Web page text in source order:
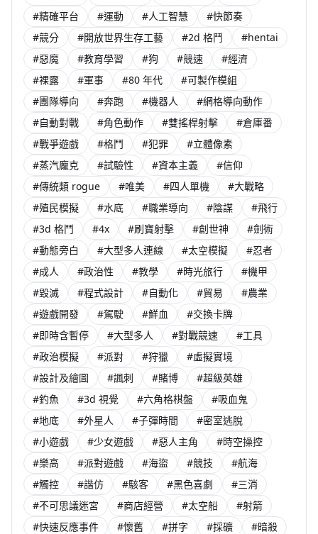
#精確平台
#運動 #人工智慧
#快節奏
#競分
#開放世界生存工藝 #2d 格鬥
#hentai
#惡魔
#教育學習 #狗 #競速
#經濟
#裸露
#軍事 #80 年代
#可製作模組
#團隊導向
#奔跑 #機器人
#網格導向動作
#自動對戰
#角色動作 #雙搖桿射擊
#倉庫番
#戰爭遊戲
#格鬥 #犯罪
#立體像素
#蒸汽龐克
#試驗性 #資本主義
#信仰
#傳統類 rogue
#唯美 #四人單機
#大戰略
#殖民模擬
#水底 #職業導向 #陰謀
#飛行
#3d 格鬥
#4x #刷寶射擊 #創世神
#劍術
#動態旁白
#大型多人連線 #太空模擬
#忍者
#成人
#政治性 #教學 #時光旅行
#機甲
#毀滅
#程式設計 #自動化 #貿易
#農業
#遊戲開發
#駕駛 #鮮血
#交換卡牌
#即時含暫停
#大型多人 #對戰競速
#工具
#政治模擬
#派對 #狩獵
#虛擬實境
#設計及繪圖
#諷刺 #賭博
#超級英雄
#釣魚
#3d 視覺 #六角格棋盤
#吸血鬼
#地底
#外星人 #子彈時間
#密室逃脫
#小遊戲
#少女遊戲 #惡人主角
#時空操控
#樂高
#派對遊戲 #海盜 #競技
#航海
#觸控
#諧仿 #駭客 #黑色喜劇
#三消
#不可思議迷宮
#商店經營 #太空船
#射箭
#快速反應事件
#懷舊 #拼字 #採礦
#暗殺